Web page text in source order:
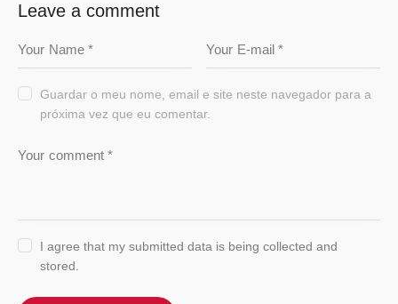
Leave a comment
Guardar o meu nome, email e site neste navegador para a
próxima vez que eu comentar.
I agree that my submitted data is being collected and
stored.